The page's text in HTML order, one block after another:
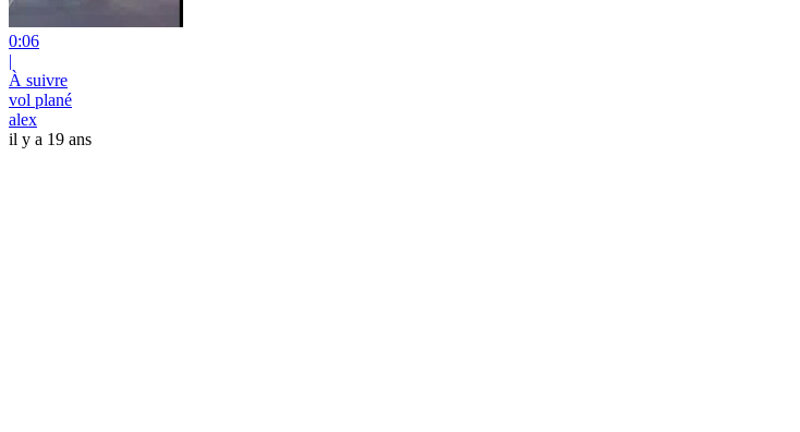
0:06
|
À suivre
vol plané
alex
il y a 19 ans